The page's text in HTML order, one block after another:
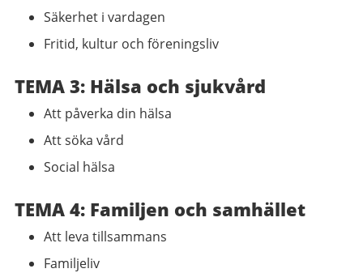
Säkerhet i vardagen
Fritid, kultur och föreningsliv
TEMA 3: Hälsa och sjukvård
Att påverka din hälsa
Att söka vård
Social hälsa
TEMA 4: Familjen och samhället
Att leva tillsammans
Familjeliv